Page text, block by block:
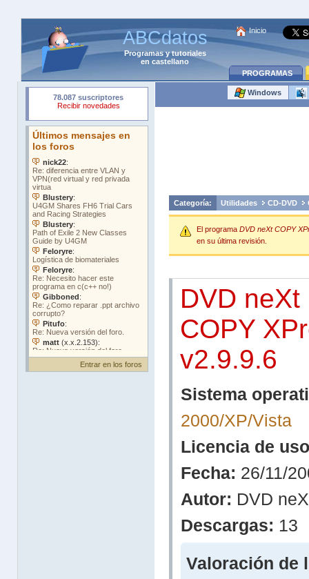
ABCdatos
Programasytutoriales
en castellano
Inicio
PROGRAMAS
Entrar en los foros
Windows
Categoría: Utilidades CD-DVD
El programa DVD neXt COPY
en su última revisión.
DVD neXt
COPY
v2.9.9.6
Sistema
2000/XP/Vista
Licencia de
Fecha: 26/11/
Autor: DVD
Descargas: 13
Valoración de